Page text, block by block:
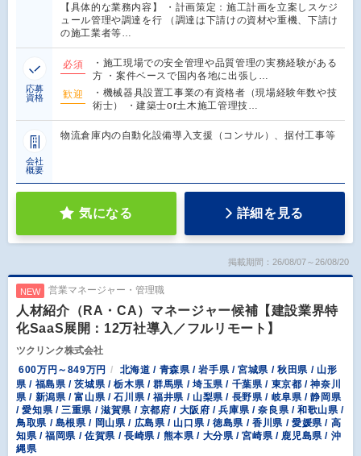
【具体的な業務内容】 ・計画策定：施工計画を立案しスケジ
ュール管理や調達を行 （調達は下請けの資材や重機、下請け
の施工業者等…
応募
資格
必須
・施工現場での安全管理や品質管理の実務経験がある
方 ・案件ベースで国内各地に出張し…
歓迎
・機械器具設置工事業の有資格者（現場経験年数や技
術士） ・建築士or土木施工管理技…
会社
概要
物流倉庫内の自動化設備導入支援（コンサル）、据付工事等
気になる 詳細を見る
掲載期間：26/08/07～26/08/20
NEW 営業マネージャー・管理職
人材紹介（RA・CA）マネージャー候補【建設業界特
化SaaS展開：12万社導入／フルリモート】
ツクリンク株式会社
600万円～849万円
北海道 / 青森県 / 岩手県 / 宮城県 / 秋田県 / 山形
県 / 福島県 / 茨城県 / 栃木県 / 群馬県 / 埼玉県 / 千葉県 / 東京都 / 神奈川
県 / 新潟県 / 富山県 / 石川県 / 福井県 / 山梨県 / 長野県 / 岐阜県 / 静岡県
/ 愛知県 / 三重県 / 滋賀県 / 京都府 / 大阪府 / 兵庫県 / 奈良県 / 和歌山県 /
鳥取県 / 島根県 / 岡山県 / 広島県 / 山口県 / 徳島県 / 香川県 / 愛媛県 / 高
知県 / 福岡県 / 佐賀県 / 長崎県 / 熊本県 / 大分県 / 宮崎県 / 鹿児島県 / 沖
縄県